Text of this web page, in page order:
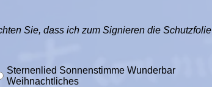
Sie, dass ich zum Signieren die Schutzfolie
Sternenlied Sonnenstimme Wunderbar
Weihnachtliches